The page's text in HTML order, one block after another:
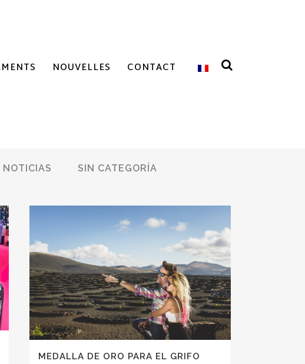
NOUVELLES CONTACT
NOTICIAS SIN CATEGORÍA
MEDALLA DE ORO PARA EL GRIFO